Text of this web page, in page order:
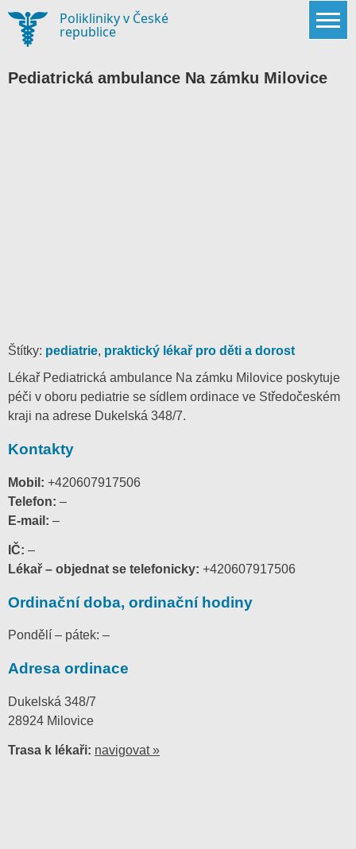
content
Polikliniky v České
republice
Pediatrická ambulance Na zámku Milovice
Štítky: pediatrie, praktický lékař pro děti a dorost
Lékař Pediatrická ambulance Na zámku Milovice poskytuje
péči v oboru pediatrie se sídlem ordinace ve Středočeském
kraji na adrese Dukelská 348/7.
Kontakty
Mobil: +420607917506
Telefon: –
E-mail: –
IČ: –
Lékař – objednat se telefonicky: +420607917506
Ordinační doba, ordinační hodiny
Pondělí – pátek: –
Adresa ordinace
Dukelská 348/7
28924 Milovice
Trasa k lékaři: navigovat »